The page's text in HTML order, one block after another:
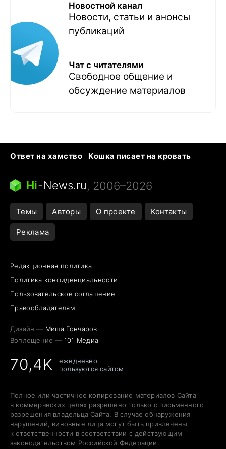
Новостной канал
Новости, статьи и анонсы
публикаций
Чат с читателями
Свободное общение и
обсуждение материалов
Ответ на хамство
Кошка писает на кровать
Тунцы в океанариуме
Следующая пандемия
Ядовитые пауки России
Открытие в Google Maps
Hi-News.ru, 2006–2026
Темы Авторы О проекте Контакты
Реклама
Редакционная политика
Политика конфиденциальности
Пользовательское соглашение
Правообладателям
Дизайн — Миша Гончаров
Воплощение — 101 Медиа
70,4K
ежедневно
пользуются сайтом
Полное или частичное копирование материалов Сайта
в коммерческих целях разрешено только с письменного
разрешения владельца Сайта. В случае обнаружения
нарушений, виновные лица могут быть привлечены
к ответственности в соответствии с действующим
законодательством Российской Федерации.